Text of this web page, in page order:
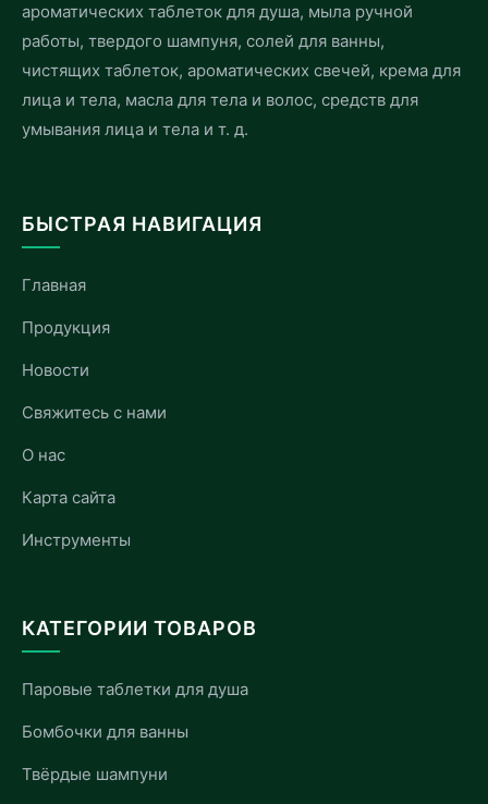
ароматических таблеток для душа, мыла ручной
работы, твердого шампуня, солей для ванны,
чистящих таблеток, ароматических свечей, крема для
лица и тела, масла для тела и волос, средств для
умывания лица и тела и т. д.
БЫСТРАЯ НАВИГАЦИЯ
Главная
Продукция
Новости
Свяжитесь с нами
О нас
Карта сайта
Инструменты
КАТЕГОРИИ ТОВАРОВ
Паровые таблетки для душа
Бомбочки для ванны
Твёрдые шампуни